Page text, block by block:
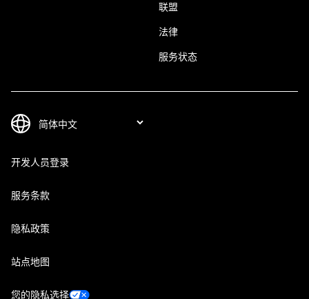
联盟
法律
服务状态
开发人员登录
服务条款
隐私政策
站点地图
您的隐私选择